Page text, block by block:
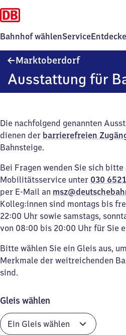
Bahnhof wählenService
Marktoberdorf
Ausstattung für
Die nachfolgend genannten
dienen der barrierefreien
Bahnsteige.
Bei Fragen wenden Sie sich bitte
Mobilitätsservice unter 030
per E-Mail an
Kolleg:innen sind montags bis
22:00 Uhr sowie samstags,
von 08:00 bis 20:00 Uhr für Sie
Bitte wählen Sie ein Gleis aus,
Merkmale der weitreichenden
sind.
Gleis wählen